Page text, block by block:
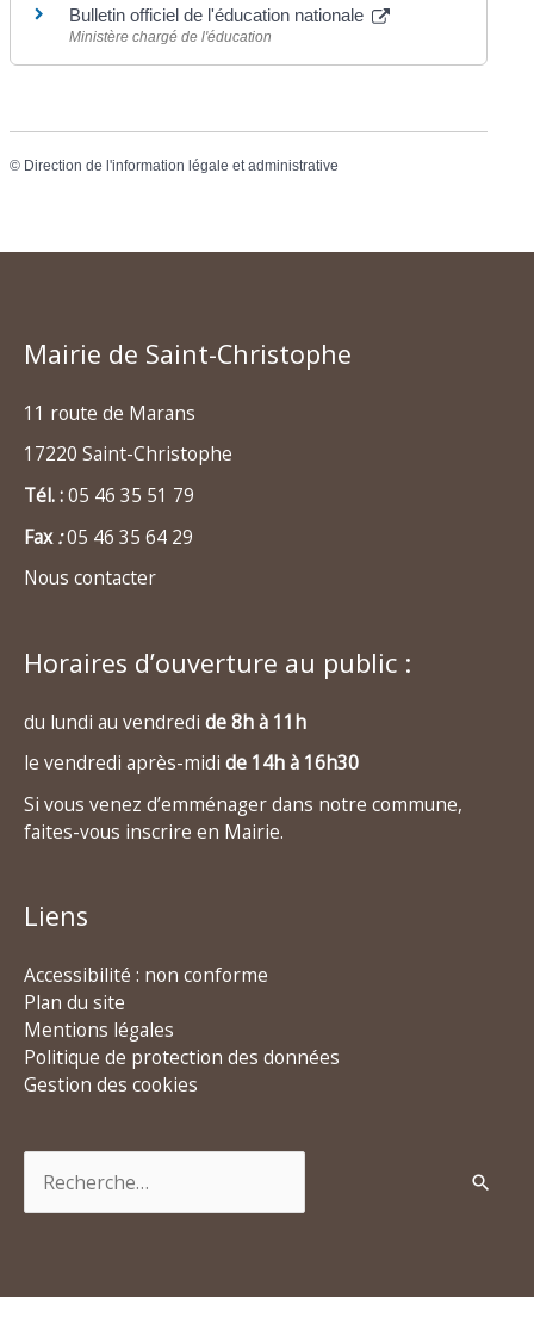
Bulletin officiel de l'éducation nationale
Ministère chargé de l'éducation
© Direction de l'information légale et administrative
Mairie de Saint-Christophe
11 route de Marans
17220 Saint-Christophe
Tél. :05 46 35 51 79
Fax:05 46 35 64 29
Nous contacter
Horaires d’ouverture au public :
du lundi au vendredi de 8h à 11h
le vendredi après-midi de 14h à 16h30
Si vous venez d’emménager dans notre commune,
faites-vous inscrire en Mairie.
Liens
Accessibilité : non conforme
Plan du site
Mentions légales
Politique de protection des données
Gestion des cookies